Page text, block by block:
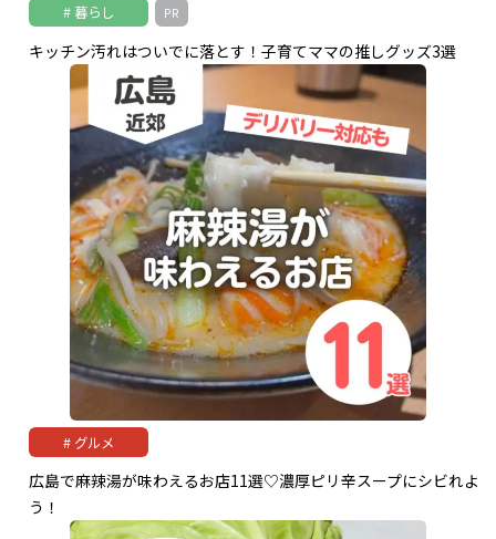
暮らし PR
キッチン汚れはついでに落とす！子育てママの推しグッズ3選
グルメ
広島で麻辣湯が味わえるお店11選♡濃厚ピリ辛スープにシビれよ
う！